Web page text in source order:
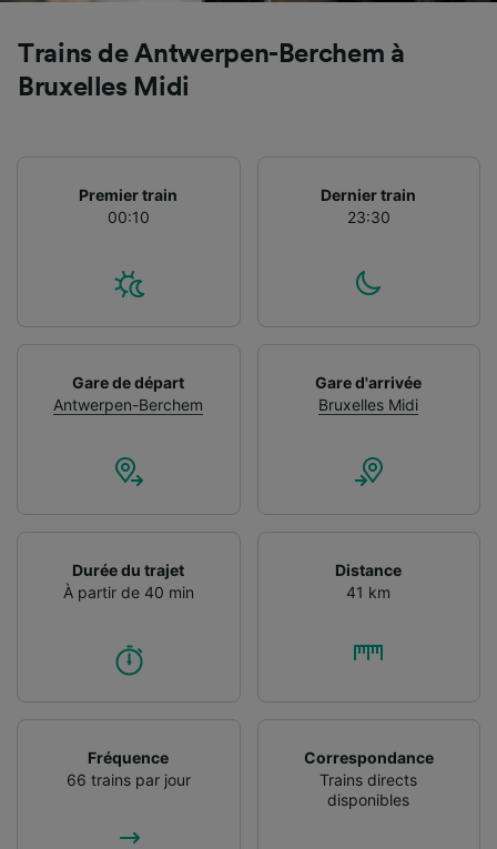
Trains de Antwerpen-Berchem à
Bruxelles Midi
Premier train
00:10
Dernier train
23:30
Gare de départ
Antwerpen-Berchem
Gare d'arrivée
Bruxelles Midi
Durée du trajet
À partir de 40 min
Distance
41 km
Fréquence
66 trains par jour
Correspondance
Trains directs
disponibles